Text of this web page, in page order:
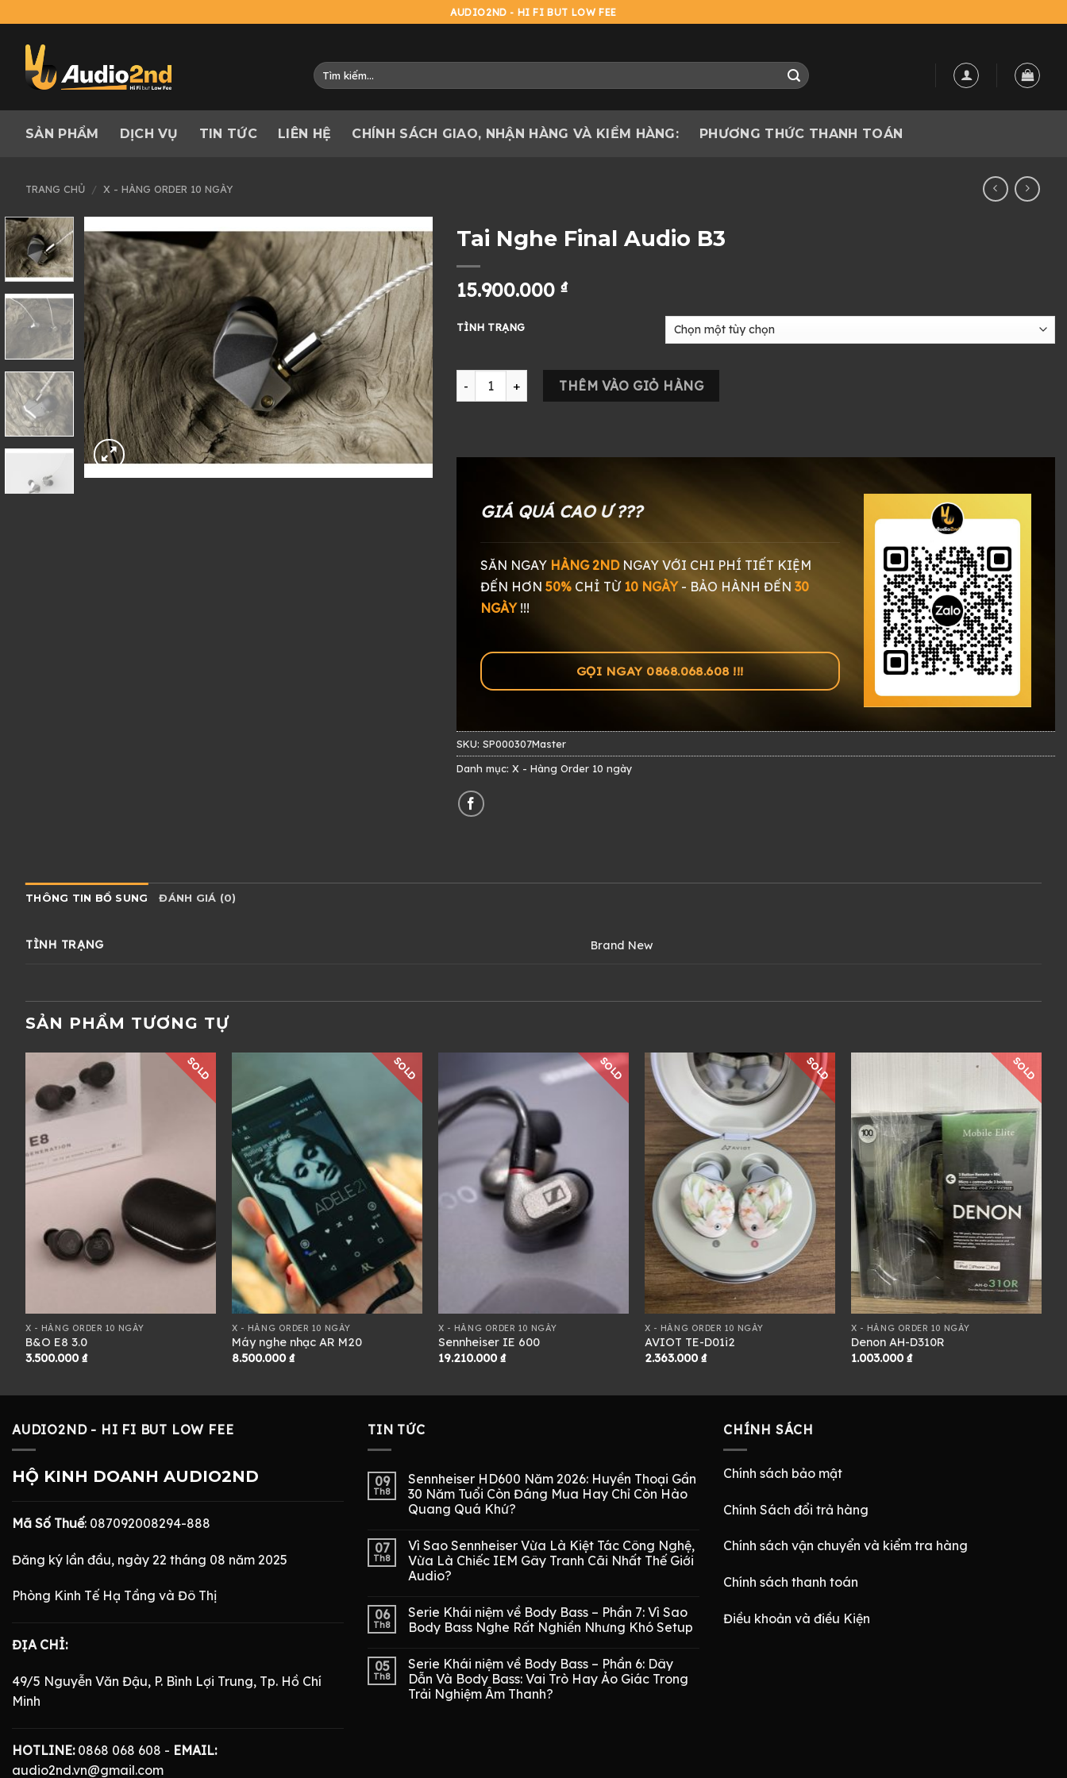
to
content
AUDIO2ND - HI FI BUT LOW FEE
Tìm
kiếm:
SẢN PHẨM DỊCH VỤ TIN TỨC LIÊN HỆ CHÍNH SÁCH GIAO, NHẬN HÀNG VÀ KIỂM HÀNG: PHƯƠNG THỨC THANH TOÁN
TRANG CHỦ / X - HÀNG ORDER 10 NGÀY
Tai Nghe Final Audio B3
15.900.000 ₫
TÌNH TRẠNG
Tai Nghe Final Audio B3 số lượng
THÊM VÀO GIỎ HÀNG
GIÁ QUÁ CAO Ư ???
SĂN NGAY HÀNG 2NDNGAY VỚI CHI PHÍ TIẾT KIỆM
ĐẾN HƠN 50% CHỈ TỪ 10 NGÀY- BẢO HÀNH ĐẾN 30
NGÀY!!!
GỌI NGAY 0868.068.608 !!!
SKU: SP000307Master
Danh mục: X - Hàng Order 10 ngày
THÔNG TIN BỔ SUNG ĐÁNH GIÁ (0)
TÌNH TRẠNG Brand New
SẢN PHẨM TƯƠNG TỰ
SOLD
X - HÀNG ORDER 10 NGÀY
B&O E8 3.0
3.500.000 ₫
SOLD
X - HÀNG ORDER 10 NGÀY
Máy nghe nhạc AR M20
8.500.000 ₫
SOLD
X - HÀNG ORDER 10 NGÀY
Sennheiser IE 600
19.210.000 ₫
SOLD
X - HÀNG ORDER 10 NGÀY
AVIOT TE-D01i2
2.363.000 ₫
SOLD
X - HÀNG ORDER 10 NGÀY
Denon AH-D310R
1.003.000 ₫
AUDIO2ND - HI FI BUT LOW FEE
HỘ KINH DOANH AUDIO2ND
Mã Số Thuế: 087092008294-888
Đăng ký lần đầu, ngày 22 tháng 08 năm 2025
Phòng Kinh Tế Hạ Tầng và Đô Thị
ĐỊA CHỈ:
49/5 Nguyễn Văn Đậu, P. Bình Lợi Trung, Tp. Hồ Chí
Minh
HOTLINE:0868 068 608 - EMAIL:
audio2nd.vn@gmail.com
TIN TỨC
09
Th8
Sennheiser HD600 Năm 2026: Huyền Thoại Gần
30 Năm Tuổi Còn Đáng Mua Hay Chỉ Còn Hào
Quang Quá Khứ?
07
Th8
Vì Sao Sennheiser Vừa Là Kiệt Tác Công Nghệ,
Vừa Là Chiếc IEM Gây Tranh Cãi Nhất Thế Giới
Audio?
06
Th8
Serie Khái niệm về Body Bass – Phần 7: Vì Sao
Body Bass Nghe Rất Nghiền Nhưng Khó Setup
05
Th8
Serie Khái niệm về Body Bass – Phần 6: Dây
Dẫn Và Body Bass: Vai Trò Hay Ảo Giác Trong
Trải Nghiệm Âm Thanh?
CHÍNH SÁCH
Chính sách bảo mật
Chính Sách đổi trả hàng
Chính sách vận chuyển và kiểm tra hàng
Chính sách thanh toán
Điều khoản và điều Kiện